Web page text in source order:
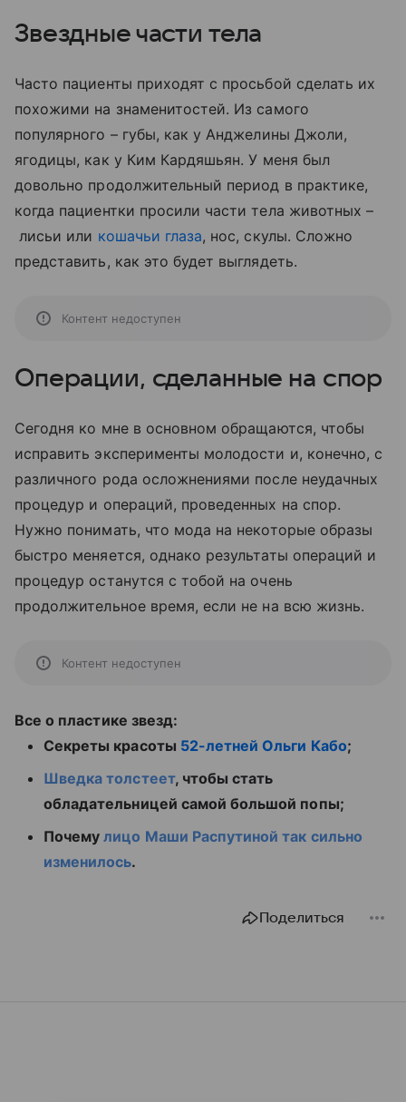
Звездные части тела
Часто пациенты приходят с просьбой сделать их
похожими на знаменитостей. Из самого
популярного – губы, как у Анджелины Джоли,
ягодицы, как у Ким Кардяшьян. У меня был
довольно продолжительный период в практике,
когда пациентки просили части тела животных –
лисьи или кошачьи глаза, нос, скулы. Сложно
представить, как это будет выглядеть.
Контент недоступен
Операции, сделанные на спор
Сегодня ко мне в основном обращаются, чтобы
исправить эксперименты молодости и, конечно, с
различного рода осложнениями после неудачных
процедур и операций, проведенных на спор.
Нужно понимать, что мода на некоторые образы
быстро меняется, однако результаты операций и
процедур останутся с тобой на очень
продолжительное время, если не на всю жизнь.
Контент недоступен
Все о пластике звезд:
Секреты красоты 52-летней Ольги Кабо;
Шведка толстеет, чтобы стать
обладательницей самой большой попы;
Почемулицо Маши Распутиной так сильно
изменилось.
Поделиться